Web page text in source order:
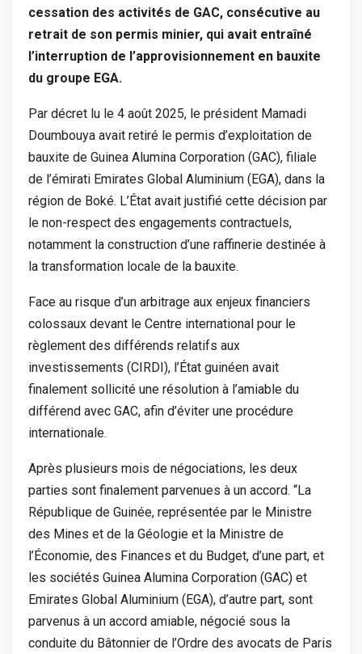
cessation des activités de GAC, consécutive au
retrait de son permis minier, qui avait entraîné
l’interruption de l’approvisionnement en bauxite
du groupe EGA.
Par décret lu le 4 août 2025, le président Mamadi
Doumbouya avait retiré le permis d’exploitation de
bauxite de Guinea Alumina Corporation (GAC), filiale
de l’émirati Emirates Global Aluminium (EGA), dans la
région de Boké. L’État avait justifié cette décision par
le non-respect des engagements contractuels,
notamment la construction d’une raffinerie destinée à
la transformation locale de la bauxite.
Face au risque d’un arbitrage aux enjeux financiers
colossaux devant le Centre international pour le
règlement des différends relatifs aux
investissements (CIRDI), l’État guinéen avait
finalement sollicité une résolution à l’amiable du
différend avec GAC, afin d’éviter une procédure
internationale.
Après plusieurs mois de négociations, les deux
parties sont finalement parvenues à un accord. “La
République de Guinée, représentée par le Ministre
des Mines et de la Géologie et la Ministre de
l’Économie, des Finances et du Budget, d’une part, et
les sociétés Guinea Alumina Corporation (GAC) et
Emirates Global Aluminium (EGA), d’autre part, sont
parvenus à un accord amiable, négocié sous la
conduite du Bâtonnier de l’Ordre des avocats de Paris